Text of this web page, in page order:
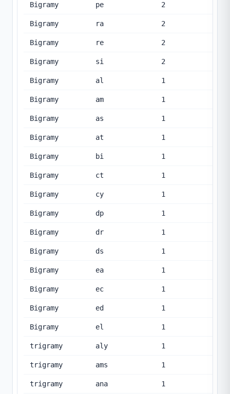
Bigramy pe 2
Bigramy ra 2
Bigramy re 2
Bigramy si 2
Bigramy al 1
Bigramy am 1
Bigramy as 1
Bigramy at 1
Bigramy bi 1
Bigramy ct 1
Bigramy cy 1
Bigramy dp 1
Bigramy dr 1
Bigramy ds 1
Bigramy ea 1
Bigramy ec 1
Bigramy ed 1
Bigramy el 1
trigramy aly 1
trigramy ams 1
trigramy ana 1